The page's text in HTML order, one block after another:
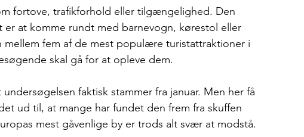
fortove, trafikforhold eller tilgængelighed. Den
at komme rundt med barnevogn, kørestol eller
mellem fem af de mest populære turistattraktioner i
skal gå for at opleve dem.
faktisk stammer fra januar. Men her få
ud til, at mange har fundet den frem fra skuffen
mest gåvenlige by er trods alt svær at modstå.